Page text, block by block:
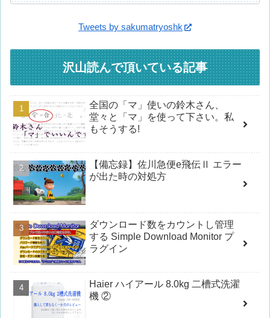
Tweets by sakumatryoshk
沢山読んで頂いている記事
全国の「マ」使いの鈴木さん、
堂々と「マ」を使って下さい。私
もそうする!
【備忘録】佐川急便e飛伝Ⅱ エラー
が出た時の対処方
ダウンロード数をカウントし管理
する Simple Download Monitor プ
ラグイン
Haier ハイアール 8.0kg 二槽式洗濯
機 ②